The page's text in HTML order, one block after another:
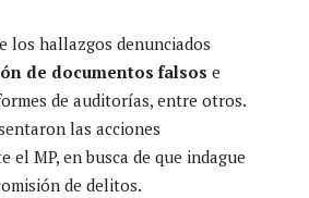
los hallazgos denunciados
de documentos falsos e
de auditorías, entre otros.
las acciones
el MP, en busca de que indague
de delitos.